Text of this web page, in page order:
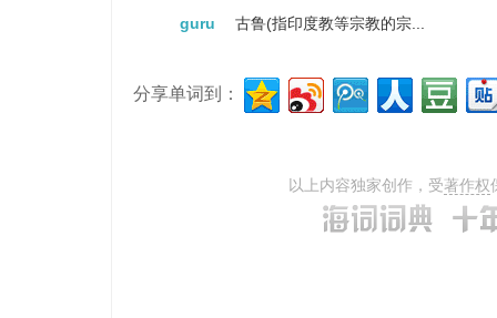
guru
古鲁(指印度教等宗教的宗...
分享单词到：
以上内容独家创作，受著作权